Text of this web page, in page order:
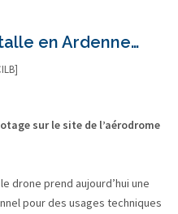
en Ardenne…
sur le site de l’aérodrome
drone prend aujourd’hui une
pour des usages techniques